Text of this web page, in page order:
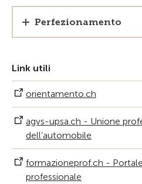
Perfezionamento
Link utili
orientamento.ch
agvs-upsa.ch - Unione
dell’automobile
formazioneprof.ch -
professionale